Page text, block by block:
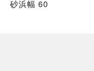
砂浜幅 60